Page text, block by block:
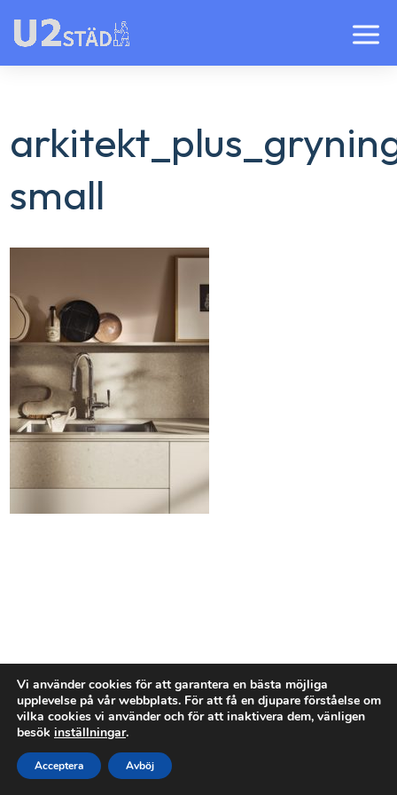
small
Vi använder cookies för att garantera en bästa möjliga
upplevelse på vår webbplats. För att få en djupare förståelse om
vilka cookies vi använder och för att inaktivera dem, vänligen
besök inställningar.
Acceptera Avböj